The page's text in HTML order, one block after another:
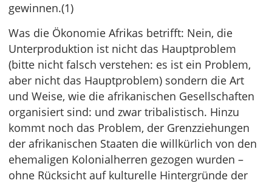
gewinnen.(1)
Was die Ökonomie Afrikas betrifft: Nein, die
Unterproduktion ist nicht das Hauptproblem
(bitte nicht falsch verstehen: es ist ein Problem,
aber nicht das Hauptproblem) sondern die Art
und Weise, wie die afrikanischen Gesellschaften
organisiert sind: und zwar tribalistisch. Hinzu
kommt noch das Problem, der Grenzziehungen
der afrikanischen Staaten die willkürlich von den
ehemaligen Kolonialherren gezogen wurden –
ohne Rücksicht auf kulturelle Hintergründe der